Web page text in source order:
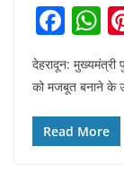
F
c
e
b
h
s
A
देहरादून: मुख्यमंत्री
को मजबूत बनाने के
Read More